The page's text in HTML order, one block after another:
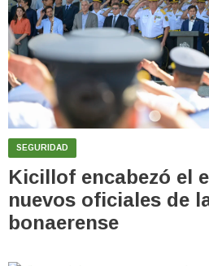
SEGURIDAD
Kicillof encabezó el
nuevos oficiales de
bonaerense